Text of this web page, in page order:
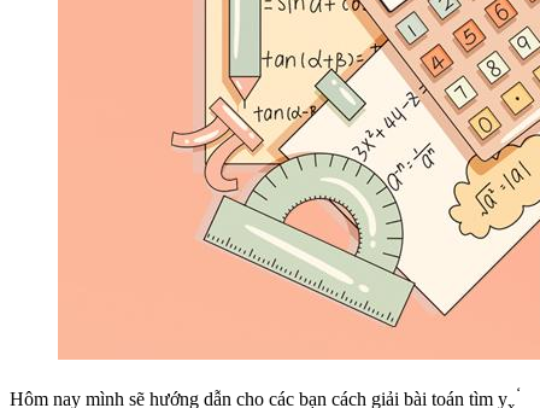
Hôm nay mình sẽ hướng dẫn cho các bạn cách giải bài toán tìm y ‘